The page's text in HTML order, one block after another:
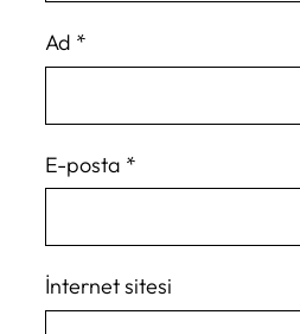
Ad *
E-posta *
İnternet sitesi